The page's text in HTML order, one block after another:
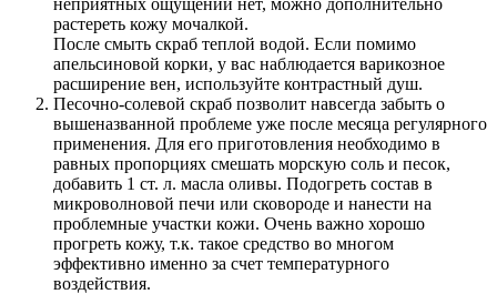
неприятных ощущений нет, можно дополнительно
растереть кожу мочалкой.
После смыть скраб теплой водой. Если помимо
апельсиновой корки, у вас наблюдается варикозное
расширение вен, используйте контрастный душ.
Песочно-солевой скраб позволит навсегда забыть о
вышеназванной проблеме уже после месяца регулярного
применения. Для его приготовления необходимо в
равных пропорциях смешать морскую соль и песок,
добавить 1 ст. л. масла оливы. Подогреть состав в
микроволновой печи или сковороде и нанести на
проблемные участки кожи. Очень важно хорошо
прогреть кожу, т.к. такое средство во многом
эффективно именно за счет температурного
воздействия.